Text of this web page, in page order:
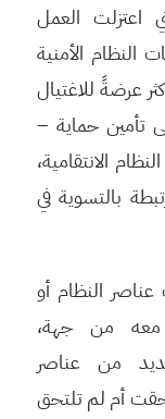
اعتزلت العمل
الأمنية
عرضةً للاغتيال
تأمين حماية –
الانتقامية،
بالتسوية في
عناصر النظام أو
معه من جهة،
من عناصر
أم لم تلتحق